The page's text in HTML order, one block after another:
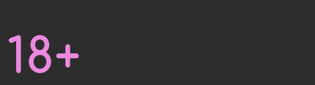
18+